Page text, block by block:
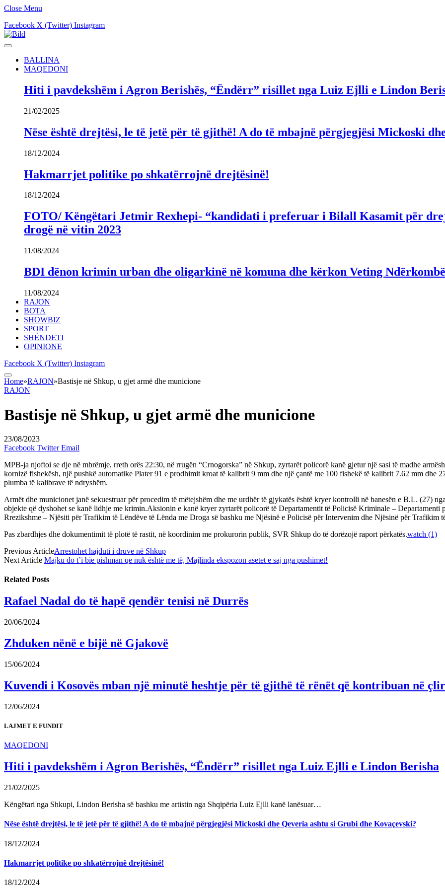
Close Menu
Facebook X (Twitter) Instagram
BALLINA
MAQEDONI
Hiti i pavdekshëm i Agron Berishës, “Ëndërr” risillet nga Luiz Ejlli e Lindon
21/02/2025
Nëse është drejtësi, le të jetë për të gjithë! A do të mbajnë përgjegjësi Mickoski
18/12/2024
Hakmarrjet politike po shkatërrojnë drejtësinë!
18/12/2024
FOTO/ Këngëtari Jetmir Rexhepi- “kandidati i preferuar i Bilall Kasamit për
drogë në vitin 2023
11/08/2024
BDI dënon krimin urban dhe oligarkinë në komuna dhe kërkon Veting
11/08/2024
RAJON
BOTA
SHOWBIZ
SPORT
SHËNDETI
OPINIONE
Facebook X (Twitter) Instagram
Home»RAJON»Bastisje në Shkup, u gjet armë dhe municione
RAJON
Bastisje në Shkup, u gjet armë dhe municione
23/08/2023
Facebook Twitter Email
MPB-ja njoftoi se dje në mbrëmje, rreth orës 22:30, në rrugën “Crnogorska” në Shkup, zyrtarët policorë kanë gjetur një sasi të madhe
kornizë fishekësh, një pushkë automatike Plater 91 e prodhimit kroat të kalibrit 9 mm dhe një çantë me 100 fishekë të kalibrit 7.62 mm dhe
plumba të kalibrave të ndryshëm.
Armët dhe municionet janë sekuestruar për procedim të mëtejshëm dhe me urdhër të gjykatës është kryer kontrolli në banesën e B.L. (27)
objekte që dyshohet se kanë lidhje me krimin.Aksionin e kanë kryer zyrtarët policorë të Departamentit të Policisë Kriminale –
Rrezikshme – Njësiti për Trafikim të Lëndëve të Lënda me Droga së bashku me Njësinë e Policisë për Intervenim dhe Njësinë për Trafikim
Pas zbardhjes dhe dokumentimit të plotë të rastit, në koordinim me prokurorin publik, SVR Shkup do të dorëzojë raport përkatës.watch (1)
Previous ArticleArrestohet hajduti i druve në Shkup
Next Article Majku do t’i bie pishman qe nuk është me të, Majlinda ekspozon asetet e saj nga pushimet!
Related Posts
Rafael Nadal do të hapë qendër tenisi në Durrës
20/06/2024
Zhduken nënë e bijë në Gjakovë
15/06/2024
Kuvendi i Kosovës mban një minutë heshtje për të gjithë të rënët që kontribuan në
12/06/2024
LAJMET E FUNDIT
MAQEDONI
Hiti i pavdekshëm i Agron Berishës, “Ëndërr” risillet nga Luiz Ejlli e Lindon Berisha
21/02/2025
Këngëtari nga Shkupi, Lindon Berisha së bashku me artistin nga Shqipëria Luiz Ejlli kanë lanësuar…
Nëse është drejtësi, le të jetë për të gjithë! A do të mbajnë përgjegjësi Mickoski dhe Qeveria ashtu si Grubi dhe Kovaçevski?
18/12/2024
Hakmarrjet politike po shkatërrojnë drejtësinë!
18/12/2024